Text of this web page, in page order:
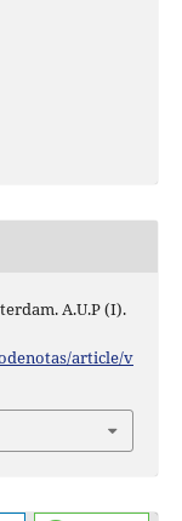
A.U.P (I).
article/v